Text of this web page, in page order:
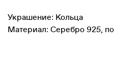
Украшение: Кольца
Материал: Серебро 925,